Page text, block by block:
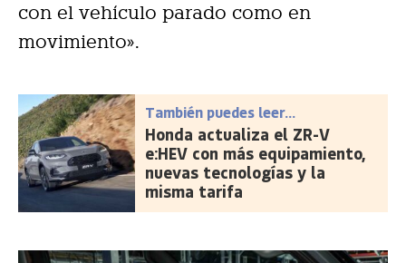
con el vehículo parado como en
movimiento».
También puedes leer...
Honda actualiza el ZR-V
e:HEV con más equipamiento,
nuevas tecnologías y la
misma tarifa